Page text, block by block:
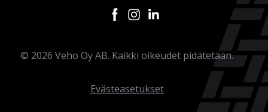
© 2026 Veho Oy AB. Kaikki oikeudet pidätetään.
Evästeasetukset